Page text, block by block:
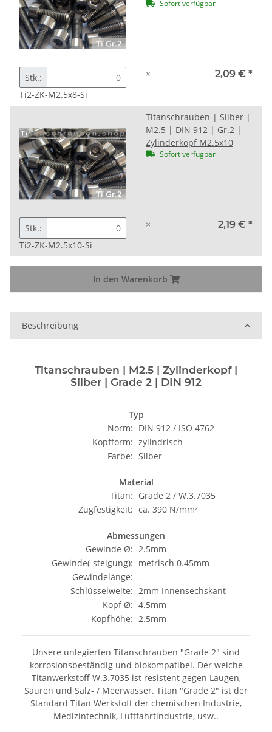
Sofort verfügbar
Stk.:
Ti2-ZK-M2.5x8-Si
× 2,09 € *
Titanschrauben | Silber |
M2.5 | DIN 912 | Gr.2 |
Zylinderkopf M2.5x10
Sofort verfügbar
Stk.:
Ti2-ZK-M2.5x10-Si
× 2,19 € *
In den Warenkorb
Beschreibung
Titanschrauben | M2.5 | Zylinderkopf |
Silber | Grade 2 | DIN 912
Typ
Norm: DIN 912 / ISO 4762
Kopfform: zylindrisch
Farbe: Silber
Material
Titan: Grade 2 / W.3.7035
Zugfestigkeit: ca. 390 N/mm²
Abmessungen
Gewinde Ø: 2.5mm
Gewinde(-steigung): metrisch 0.45mm
Gewindelänge: ---
Schlüsselweite: 2mm Innensechskant
Kopf Ø: 4.5mm
Kopfhöhe: 2.5mm
Unsere unlegierten Titanschrauben "Grade 2" sind
korrosionsbeständig und biokompatibel. Der weiche
Titanwerkstoff W.3.7035 ist resistent gegen Laugen,
Säuren und Salz- / Meerwasser. Titan "Grade 2" ist der
Standard Titan Werkstoff der chemischen Industrie,
Medizintechnik, Luftfahrtindustrie, usw..